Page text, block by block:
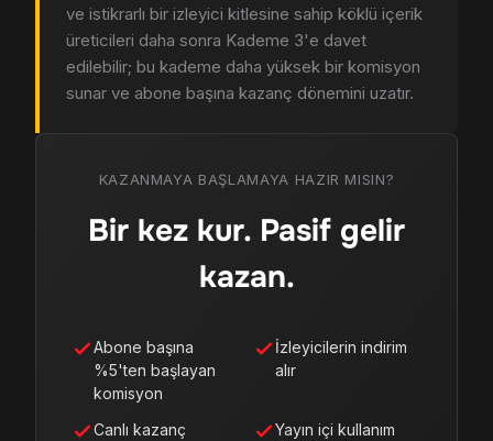
ve istikrarlı bir izleyici kitlesine sahip köklü içerik
üreticileri daha sonra Kademe 3'e davet
edilebilir; bu kademe daha yüksek bir komisyon
sunar ve abone başına kazanç dönemini uzatır.
KAZANMAYA BAŞLAMAYA HAZIR MISIN?
Bir kez kur. Pasif gelir
kazan.
Abone başına
%5'ten başlayan
komisyon
İzleyicilerin indirim
alır
Canlı kazanç
Yayın içi kullanım